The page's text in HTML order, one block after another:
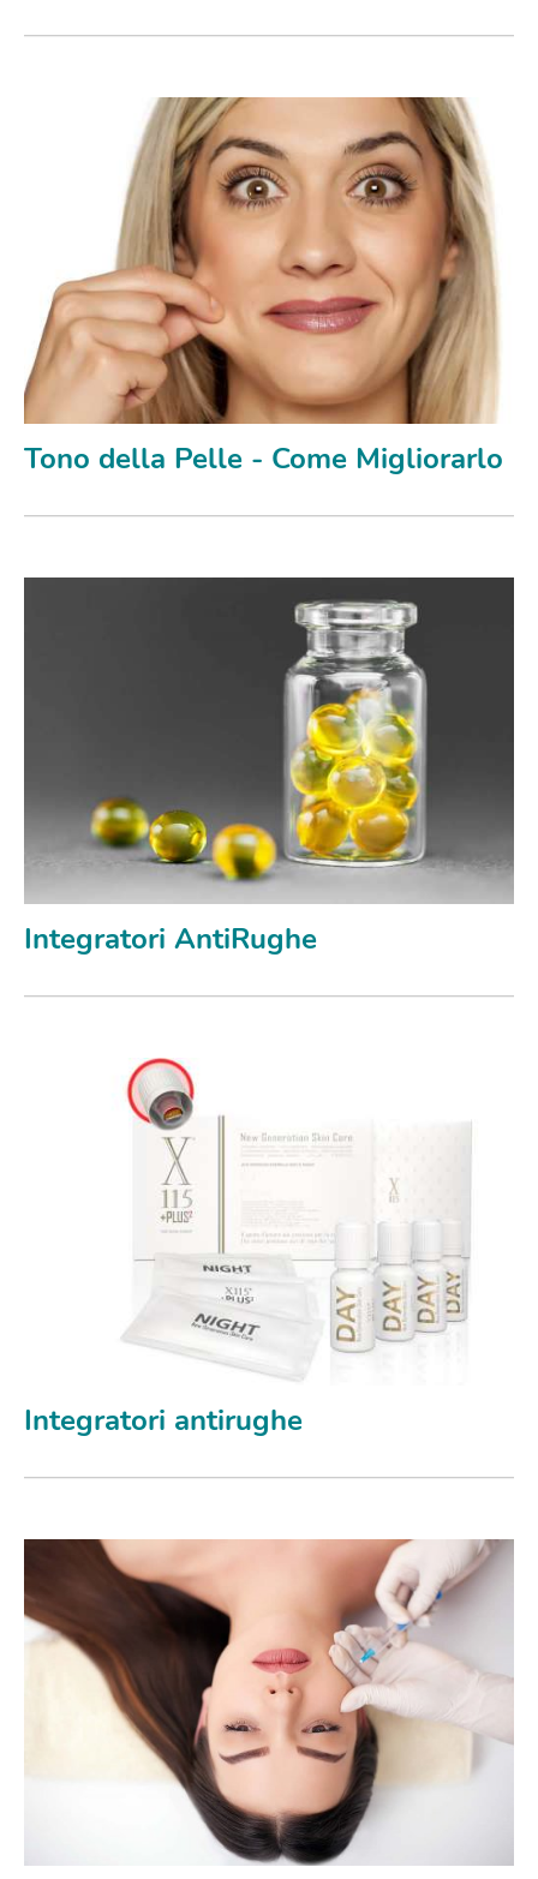
Tono della Pelle - Come Migliorarlo
Integratori AntiRughe
Integratori antirughe